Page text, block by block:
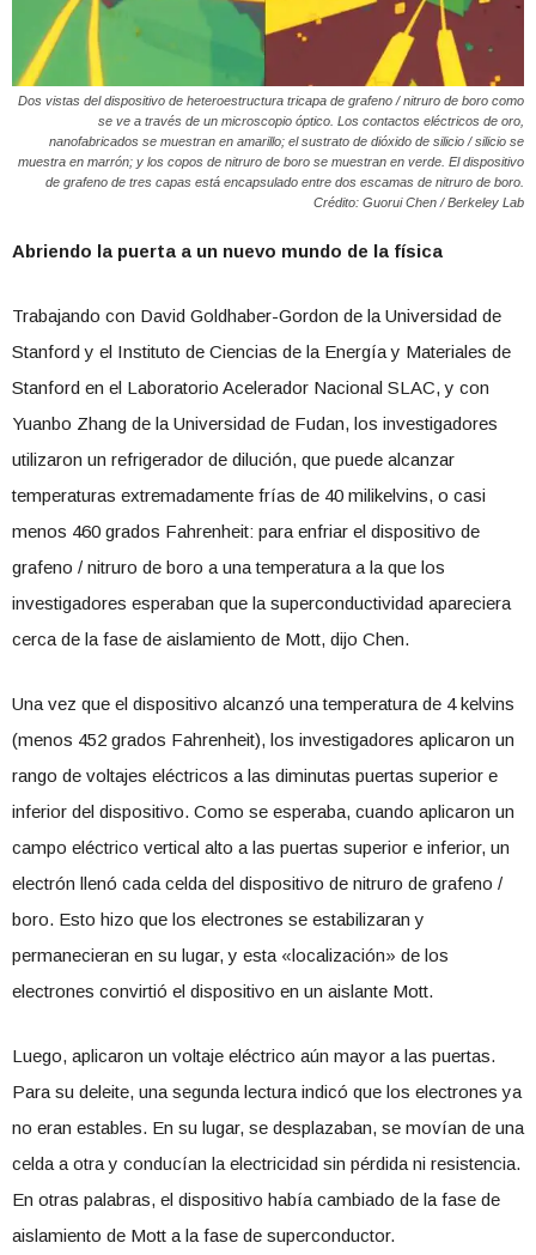
Dos vistas del dispositivo de heteroestructura tricapa de grafeno / nitruro de boro como
se ve a través de un microscopio óptico. Los contactos eléctricos de oro,
nanofabricados se muestran en amarillo; el sustrato de dióxido de silicio / silicio se
muestra en marrón; y los copos de nitruro de boro se muestran en verde. El dispositivo
de grafeno de tres capas está encapsulado entre dos escamas de nitruro de boro.
Crédito: Guorui Chen / Berkeley Lab
Abriendo la puerta a un nuevo mundo de la física
Trabajando con David Goldhaber-Gordon de la Universidad de
Stanford y el Instituto de Ciencias de la Energía y Materiales de
Stanford en el Laboratorio Acelerador Nacional SLAC, y con
Yuanbo Zhang de la Universidad de Fudan, los investigadores
utilizaron un refrigerador de dilución, que puede alcanzar
temperaturas extremadamente frías de 40 milikelvins, o casi
menos 460 grados Fahrenheit: para enfriar el dispositivo de
grafeno / nitruro de boro a una temperatura a la que los
investigadores esperaban que la superconductividad apareciera
cerca de la fase de aislamiento de Mott, dijo Chen.
Una vez que el dispositivo alcanzó una temperatura de 4 kelvins
(menos 452 grados Fahrenheit), los investigadores aplicaron un
rango de voltajes eléctricos a las diminutas puertas superior e
inferior del dispositivo. Como se esperaba, cuando aplicaron un
campo eléctrico vertical alto a las puertas superior e inferior, un
electrón llenó cada celda del dispositivo de nitruro de grafeno /
boro. Esto hizo que los electrones se estabilizaran y
permanecieran en su lugar, y esta «localización» de los
electrones convirtió el dispositivo en un aislante Mott.
Luego, aplicaron un voltaje eléctrico aún mayor a las puertas.
Para su deleite, una segunda lectura indicó que los electrones ya
no eran estables. En su lugar, se desplazaban, se movían de una
celda a otra y conducían la electricidad sin pérdida ni resistencia.
En otras palabras, el dispositivo había cambiado de la fase de
aislamiento de Mott a la fase de superconductor.